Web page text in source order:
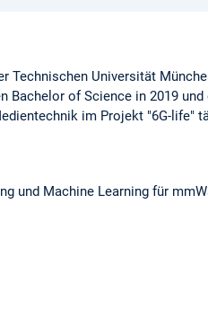
Technischen Universität
Bachelor of Science in 2019
im Projekt "6G-life"
und Machine Learning für